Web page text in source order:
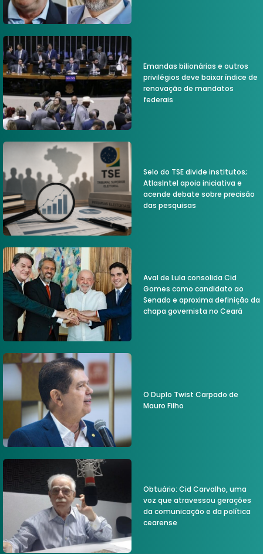
Emandas bilionárias e outros
privilégios deve baixar índice de
renovação de mandatos
federais
Selo do TSE divide institutos;
AtlasIntel apoia iniciativa e
acende debate sobre precisão
das pesquisas
Aval de Lula consolida Cid
Gomes como candidato ao
Senado e aproxima definição da
chapa governista no Ceará
O Duplo Twist Carpado de
Mauro Filho
Obtuário: Cid Carvalho, uma
voz que atravessou gerações
da comunicação e da política
cearense